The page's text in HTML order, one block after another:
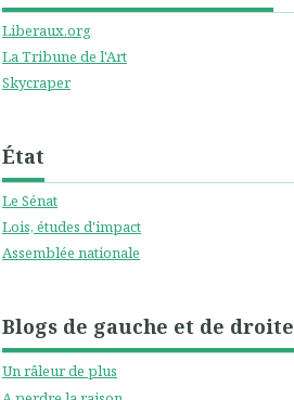
Liberaux.org
La Tribune de l'Art
Skycraper
État
Le Sénat
Lois, études d'impact
Assemblée nationale
Blogs de gauche et de droite
Un râleur de plus